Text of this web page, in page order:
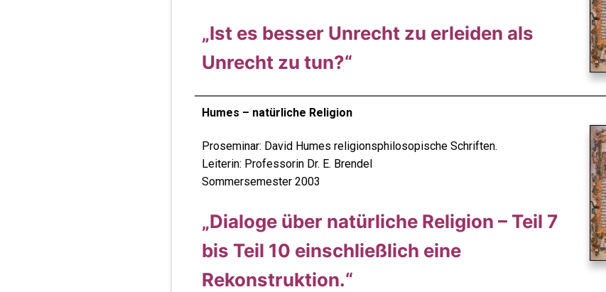
„Ist es besser Unrecht zu erleiden als
Unrecht zu tun?“
Humes – natürliche Religion
Proseminar: David Humes religionsphilosopische Schriften.
Leiterin: Professorin Dr. E. Brendel
Sommersemester 2003
„Dialoge über natürliche Religion – Teil 7
bis Teil 10 einschließlich eine
Rekonstruktion.“